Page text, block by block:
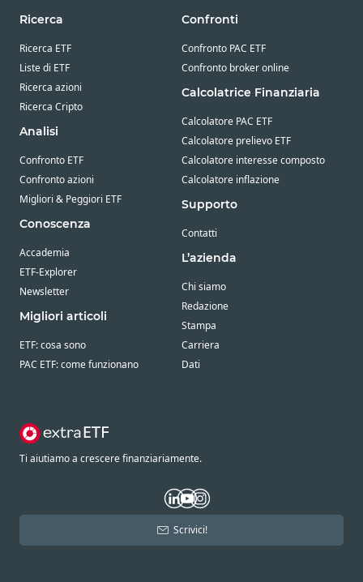
Ricerca
Ricerca ETF
Liste di ETF
Ricerca azioni
Ricerca Cripto
Analisi
Confronto ETF
Confronto azioni
Migliori & Peggiori ETF
Conoscenza
Accademia
ETF-Explorer
Newsletter
Migliori articoli
ETF: cosa sono
PAC ETF: come funzionano
Confronti
Confronto PAC ETF
Confronto broker online
Calcolatrice Finanziaria
Calcolatore PAC ETF
Calcolatore prelievo ETF
Calcolatore interesse composto
Calcolatore inflazione
Supporto
Contatti
L’azienda
Chi siamo
Redazione
Stampa
Carriera
Dati
Ti aiutiamo a crescere finanziariamente.
Scrivici!